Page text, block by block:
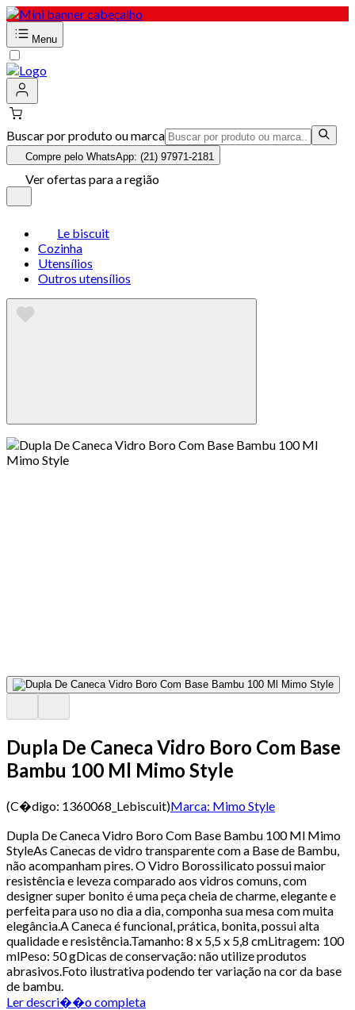
Menu
Buscar por produto ou marca
Compre pelo WhatsApp: (21) 97971-2181
Ver ofertas para a região
Le biscuit
Cozinha
Utensílios
Outros utensílios
Dupla De Caneca Vidro Boro Com Base
Bambu 100 Ml Mimo Style
(C�digo: 1360068_Lebiscuit)Marca: Mimo Style
Dupla De Caneca Vidro Boro Com Base Bambu 100 Ml Mimo
StyleAs Canecas de vidro transparente com a Base de Bambu,
não acompanham pires. O Vidro Borossilicato possui maior
resistência e leveza comparado aos vidros comuns, com
designer super bonito é uma peça cheia de charme, elegante e
perfeita para uso no dia a dia, componha sua mesa com muita
elegância.A Caneca é funcional, prática, bonita, possui alta
qualidade e resistência.Tamanho: 8 x 5,5 x 5,8 cmLitragem: 100
mlPeso: 50 gDicas de conservação: não utilize produtos
abrasivos.Foto ilustrativa podendo ter variação na cor da base
de bambu.
Ler descri��o completa